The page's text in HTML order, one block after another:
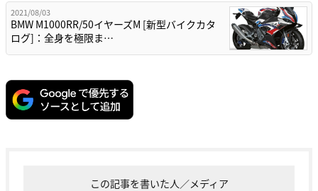
2021/08/03
BMW M1000RR/50イヤーズM [新型バイクカタ
ログ]：全身を極限ま…
この記事を書いた人／メディア